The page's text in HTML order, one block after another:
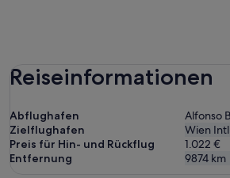
Reiseinformationen
Abflughafen
Alfonso
Zielflughafen
Wien
Preis für Hin- und Rückflug
1.022 €
Entfernung
9874 km